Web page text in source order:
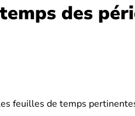
des
feuilles de temps